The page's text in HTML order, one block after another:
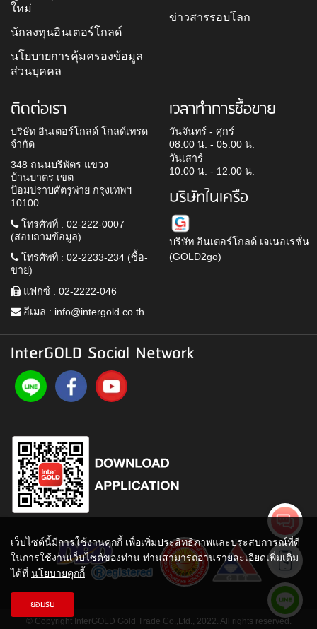
ใหม่
นักลงทุนอินเตอร์โกลด์
นโยบายการคุ้มครองข้อมูล
ส่วนบุคคล
ข่าวสารรอบโลก
ติดต่อเรา
บริษัท อินเตอร์โกลด์ โกลด์เทรด
จำกัด
348 ถนนบริพัตร แขวง
บ้านบาตร เขต
ป้อมปราบศัตรูพ่าย กรุงเทพฯ
10100
โทรศัพท์ : 02-222-0007
(สอบถามข้อมูล)
โทรศัพท์ : 02-2233-234 (ซื้อ-
ขาย)
แฟกซ์ : 02-2222-046
อีเมล : info@intergold.co.th
เวลาทำการซื้อขาย
วันจันทร์ - ศุกร์
08.00 น. - 05.00 น.
วันเสาร์
10.00 น. - 12.00 น.
บริษัทในเครือ
บริษัท อินเตอร์โกลด์ เจเนอเรชั่น
(GOLD2go)
InterGOLD Social Network
© Copyright InterGOLD Gold Trade Co.,Ltd., 2022. All rights reserved.
เว็บไซต์นี้มีการใช้งานคุกกี้ เพื่อเพิ่มประสิทธิภาพและประสบการณ์ที่ดี
ในการใช้งานเว็บไซต์ของท่าน ท่านสามารถอ่านรายละเอียดเพิ่มเติม
ได้ที่ นโยบายคุกกี้
ยอมรับ